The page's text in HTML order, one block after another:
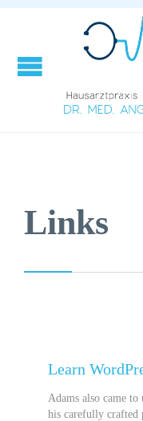
Links
Learn
Adams also came
his carefully crafted